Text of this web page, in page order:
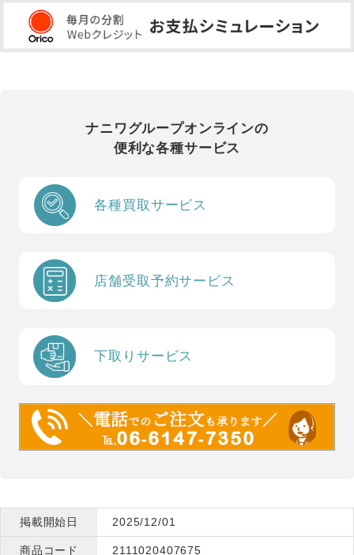
ナニワグループオンラインの
便利な各種サービス
各種買取サービス
店舗受取予約サービス
下取りサービス
掲載開始日 2025/12/01
商品コード 2111020407675